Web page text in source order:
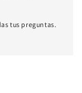
tus preguntas.